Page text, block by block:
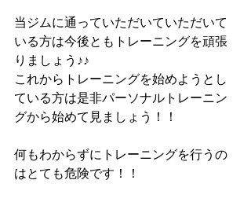
当ジムに通っていただいていただいて
いる方は今後ともトレーニングを頑張
りましょう♪♪
これからトレーニングを始めようとし
ている方は是非パーソナルトレーニン
グから始めて見ましょう！！
何もわからずにトレーニングを行うの
はとても危険です！！